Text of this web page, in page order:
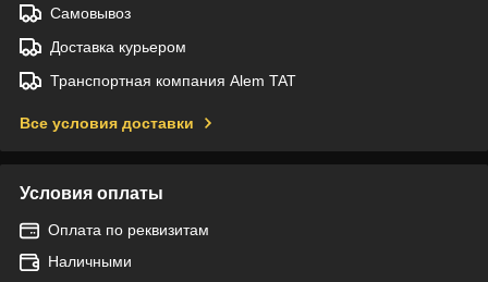
Самовывоз
Доставка курьером
Транспортная компания Alem TAT
Все условия доставки
Условия оплаты
Оплата по реквизитам
Наличными